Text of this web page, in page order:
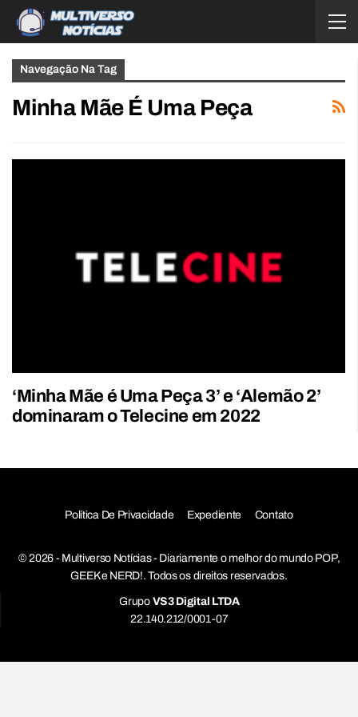
Navegação Na Tag
Minha Mãe É Uma Peça
‘Minha Mãe é Uma Peça 3’ e ‘Alemão 2’
dominaram o Telecine em 2022
Política De Privacidade Expediente Contato
© 2026 - Multiverso Notícias - Diariamente o melhor do mundo POP,
GEEK e NERD!. Todos os direitos reservados.
Grupo VS3 Digital LTDA
22.140.212/0001-07